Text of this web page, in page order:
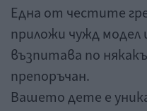
Една от честите
приложи чужд модел
възпитава по
препоръчан.
Вашето дете е